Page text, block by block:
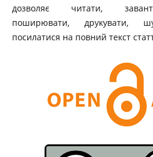
дозволяє читати,
поширювати, друкувати,
посилатися на повний текст